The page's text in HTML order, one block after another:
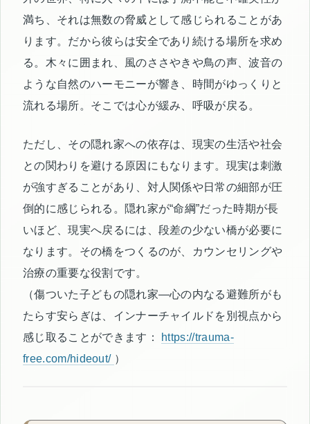
満ち、それは無数の脅威として感じられることがあ
ります。だから彼らは安全であり続ける場所を求め
る。木々に囲まれ、風のささやきや鳥の声、波音の
ような自然のハーモニーが響き、時間がゆっくりと
流れる場所。そこでは心が緩み、呼吸が戻る。
ただし、その隠れ家への依存は、現実の生活や社会
との関わりを避ける原因にもなります。現実は刺激
が強すぎることがあり、対人関係や日常の細部が圧
倒的に感じられる。隠れ家が“命綱”だった時期が長
いほど、現実へ戻るには、段差の少ない橋が必要に
なります。その橋をつくるのが、カウンセリングや
治療の重要な役割です。
（傷ついた子どもの隠れ家―心の内なる避難所がも
たらす安らぎは、インナーチャイルドを別視点から
感じ取ることができます：
https://trauma-
free.com/hideout/ ）